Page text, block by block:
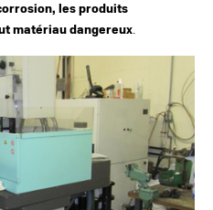
les produits
matériau dangereux.